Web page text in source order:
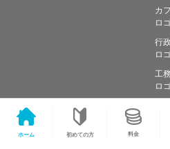
ホーム 初めての方 料金
カ
ロ
行
ロ
工
ロ
Copyright © Simple works